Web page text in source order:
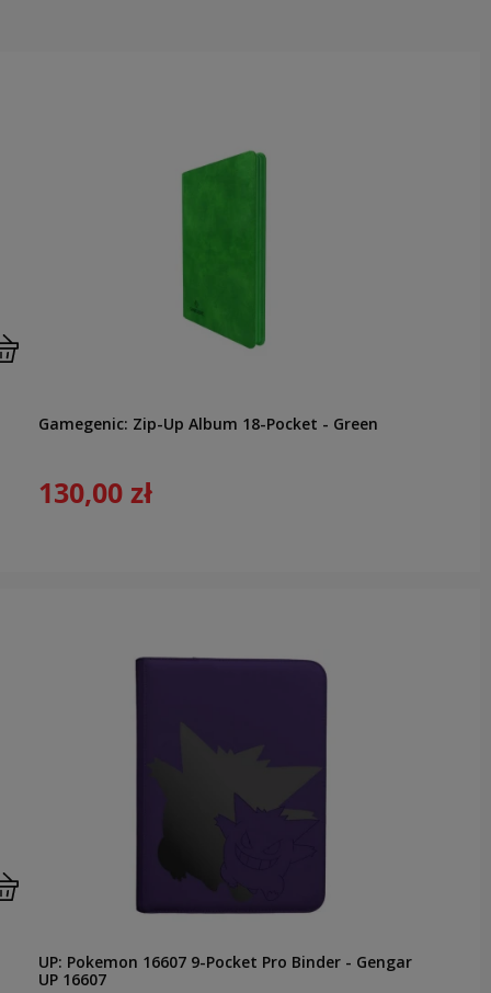
Gamegenic: Zip-Up Album 18-Pocket - Green
130,00 zł
UP: Pokemon 16607 9-Pocket Pro Binder - Gengar
UP 16607